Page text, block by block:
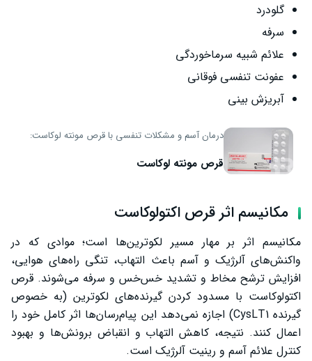
گلودرد
سرفه
علائم شبیه سرماخوردگی
عفونت تنفسی فوقانی
آبریزش بینی
درمان آسم و مشکلات تنفسی با قرص مونته لوکاست:
قرص مونته لوکاست
مکانیسم اثر قرص اکتولوکاست
مکانیسم اثر بر مهار مسیر لکوترین‌ها است؛ موادی که در
واکنش‌های آلرژیک و آسم باعث التهاب، تنگی راه‌های هوایی،
افزایش ترشح مخاط و تشدید خس‌خس و سرفه می‌شوند. قرص
اکتولوکاست با مسدود کردن گیرنده‌های لکوترین (به خصوص
گیرنده CysLT1) اجازه نمی‌دهد این پیام‌رسان‌ها اثر کامل خود را
اعمال کنند. نتیجه، کاهش التهاب و انقباض برونش‌ها و بهبود
کنترل علائم آسم و رینیت آلرژیک است.